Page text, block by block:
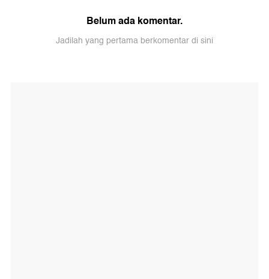
Belum ada komentar.
Jadilah yang pertama berkomentar di sini